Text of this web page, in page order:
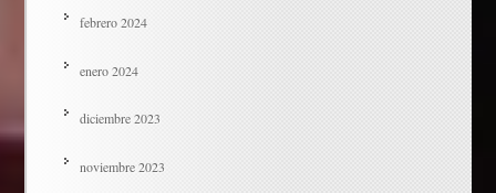
febrero 2024
enero 2024
diciembre 2023
noviembre 2023